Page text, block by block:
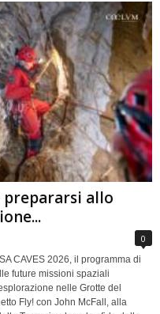
prepararsi allo
0
CAVES 2026, il programma di
future missioni spaziali
nelle Grotte del
Fly! con John McFall, alla